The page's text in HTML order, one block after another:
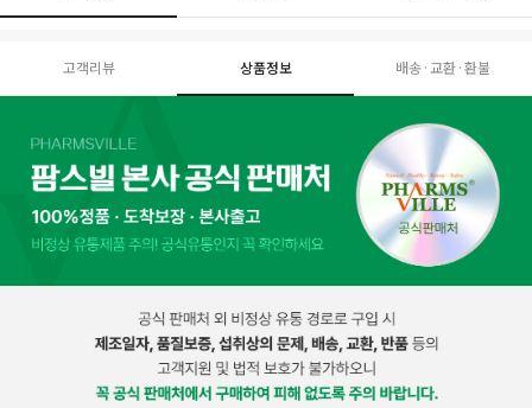
고객리뷰 상품정보 배송·교환·환불